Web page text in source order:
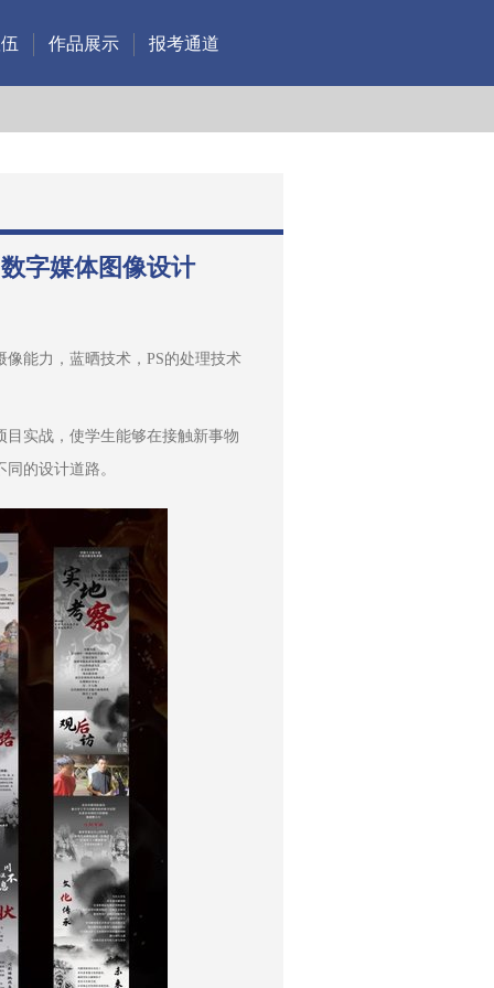
作品展示 报考通道
字媒体图像设计
能力，蓝晒技术，PS的处理技术
实战，使学生能够在接触新事物
的设计道路。